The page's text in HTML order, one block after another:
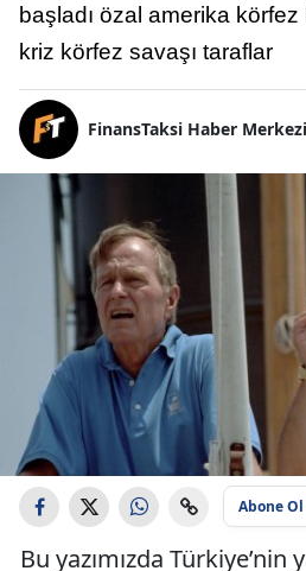
başladı özal amerika
kriz körfez savaşı taraflar
FinansTaksi Haber Merkezi
Abone Ol
Bu yazımızda Türkiye’nin